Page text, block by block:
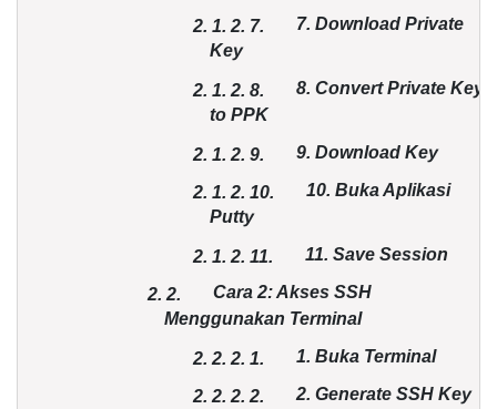
2. 1. 2. 7.
7. Download Private
Key
2. 1. 2. 8.
8. Convert Private Key
to PPK
2. 1. 2. 9. 9. Download Key
2. 1. 2. 10.
10. Buka Aplikasi
Putty
2. 1. 2. 11. 11. Save Session
2. 2.
Cara 2: Akses SSH
Menggunakan Terminal
2. 2. 2. 1. 1. Buka Terminal
2. 2. 2. 2. 2. Generate SSH Key